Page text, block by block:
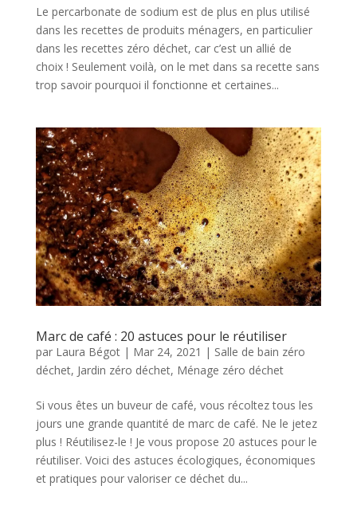
Le percarbonate de sodium est de plus en plus utilisé
dans les recettes de produits ménagers, en particulier
dans les recettes zéro déchet, car c’est un allié de
choix ! Seulement voilà, on le met dans sa recette sans
trop savoir pourquoi il fonctionne et certaines...
Marc de café : 20 astuces pour le réutiliser
par Laura Bégot| Mar 24, 2021 | Salle de bain zéro
déchet, Jardin zéro déchet, Ménage zéro déchet
Si vous êtes un buveur de café, vous récoltez tous les
jours une grande quantité de marc de café. Ne le jetez
plus ! Réutilisez-le ! Je vous propose 20 astuces pour le
réutiliser. Voici des astuces écologiques, économiques
et pratiques pour valoriser ce déchet du...